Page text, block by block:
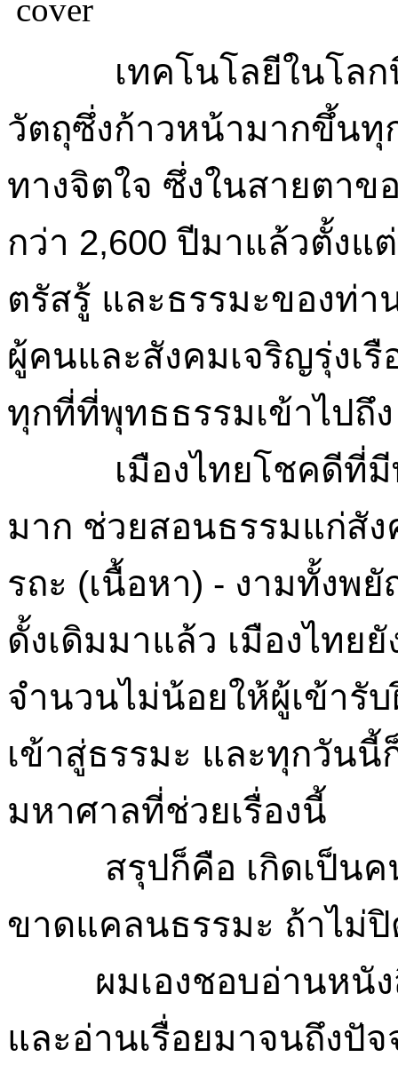
เทคโนโลยีในโลกนี้มี
วัตถุซึ่งก้าวหน้ามากขึ้นทุ
ทางจิตใจ ซึ่งในสายตา
กว่า 2,600 ปีมาแล้วตั้งแ
ตรัสรู้ และธรรมะของท่
ผู้คนและสังคมเจริญรุ่งเ
ทุกที่ที่พุทธธรรมเข้าไปถึง
เมืองไทยโชคดีที่มีพ
มาก ช่วยสอนธรรมแก่สั
รถะ (เนื้อหา) - งามทั้งพ
ดั้งเดิมมาแล้ว เมืองไทย
จำนวนไม่น้อยให้ผู้เข้ารั
เข้าสู่ธรรมะ และทุกวัน
มหาศาลที่ช่วยเรื่องนี้
สรุปก็คือ เกิดเป็นคน
ขาดแคลนธรรมะ ถ้าไม่
ผมเองชอบอ่านหนัง
และอ่านเรื่อยมาจนถึงปั